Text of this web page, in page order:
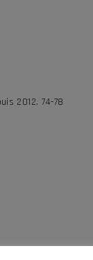
2012. 74-78